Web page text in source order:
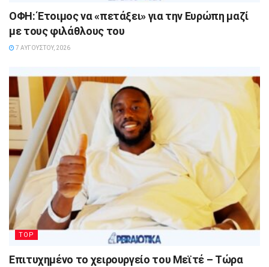
ΟΦΗ: Έτοιμος να «πετάξει» για την Ευρώπη μαζί
με τους φιλάθλους του
7 ΑΥΓΟΎΣΤΟΥ, 2026
TOP
Επιτυχημένο το χειρουργείο του Μεϊτέ – Τώρα